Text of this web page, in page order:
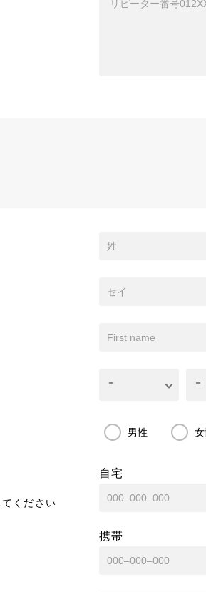
男性
ください
自宅
携帯